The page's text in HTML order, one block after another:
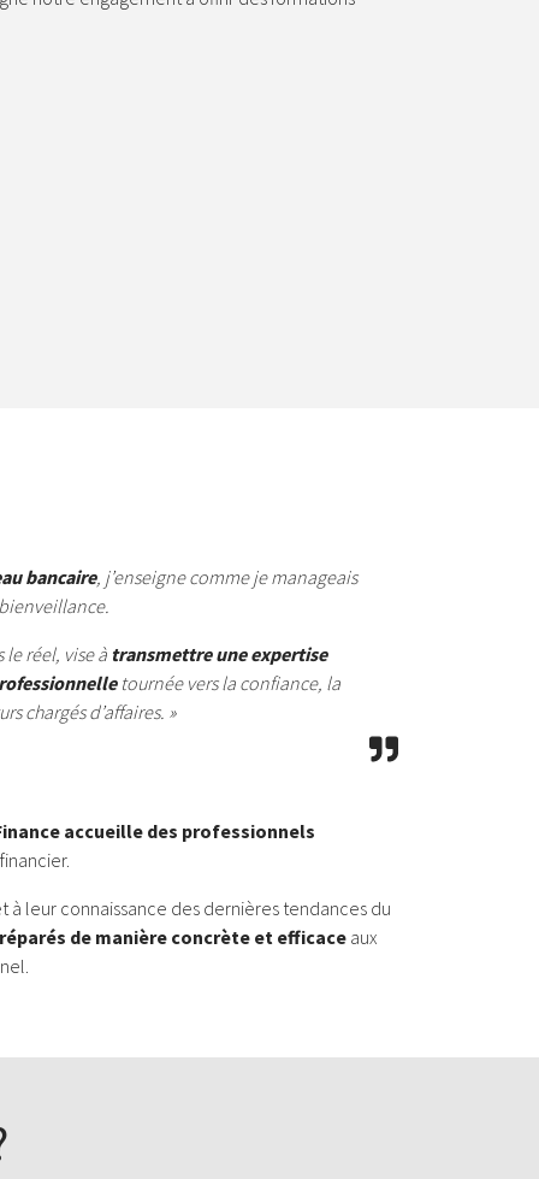
bancaire, j’enseigne comme je manageais
réel, vise à transmettre une expertise
tournée vers la confiance, la
chargés d’affaires. »
accueille des professionnels
à leur connaissance des dernières tendances du
de manière concrète et efficaceaux